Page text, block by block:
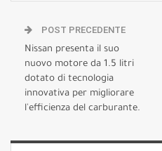
POST PRECEDENTE
Nissan presenta il suo
nuovo motore da 1.5 litri
dotato di tecnologia
innovativa per migliorare
l'efficienza del carburante.